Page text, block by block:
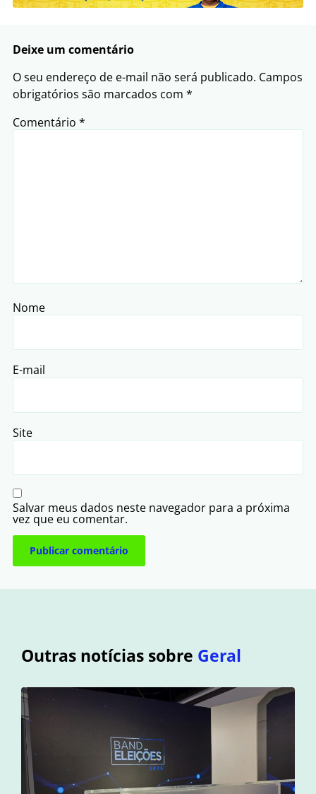
Deixe um comentário
O seu endereço de e-mail não será publicado. Campos
obrigatórios são marcados com *
Comentário *
Nome
E-mail
Site
Salvar meus dados neste navegador para a próxima
vez que eu comentar.
Outras notícias sobre Geral